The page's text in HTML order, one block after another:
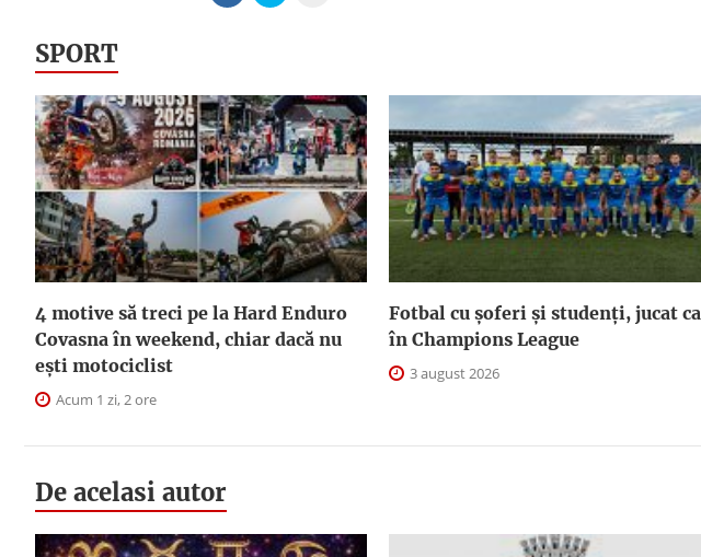
SPORT
4 motive să treci pe la Hard Enduro
Covasna în weekend, chiar dacă nu
ești motociclist
Acum 1 zi, 2 ore
Fotbal cu șoferi și studenți, jucat ca
în Champions League
3 august 2026
De acelasi autor